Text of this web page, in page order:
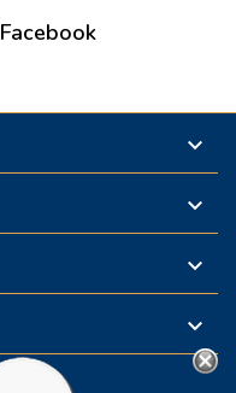



